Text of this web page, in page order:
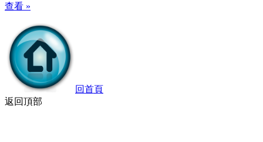
查看 »
回首頁
返回頂部